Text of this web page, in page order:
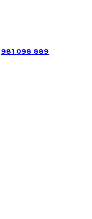
981 098 889